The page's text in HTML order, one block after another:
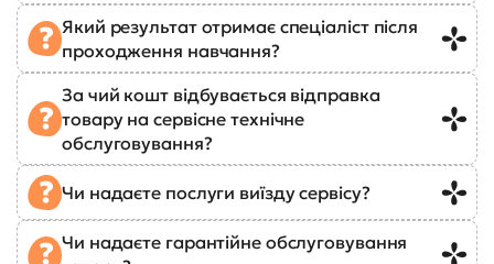
Який результат отримає спеціаліст після
проходження навчання?
За чий кошт відбувається відправка
товару на сервісне технічне
обслуговування?
Чи надаєте послуги виїзду сервісу?
Чи надаєте гарантійне обслуговування